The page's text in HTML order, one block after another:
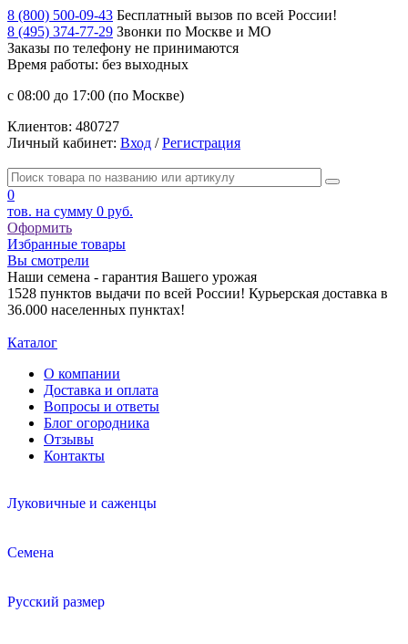
8 (800) 500-09-43 Бесплатный вызов по всей России!
8 (495) 374-77-29 Звонки по Москве и МО
Заказы по телефону не принимаются
Время работы: без выходных
с 08:00 до 17:00 (по Москве)
Клиентов: 480727
Личный кабинет: Вход /Регистрация
0
тов. на сумму 0 руб.
Оформить
Избранные товары
Вы смотрели
Наши семена - гарантия Вашего урожая
1528 пунктов выдачи по всей России! Курьерская доставка в
36.000 населенных пунктах!
Каталог
О компании
Доставка и оплата
Вопросы и ответы
Блог огородника
Отзывы
Контакты
Луковичные и саженцы
Семена
Русский размер